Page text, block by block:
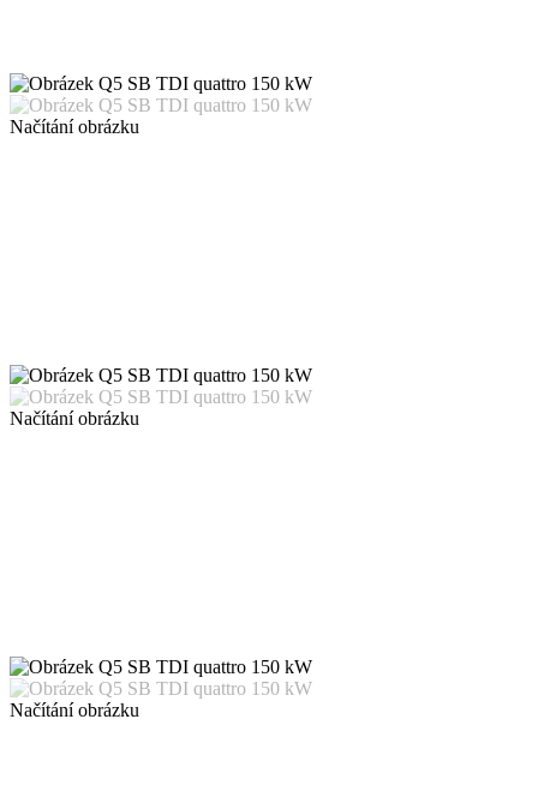
Načítání obrázku
Načítání obrázku
Načítání obrázku